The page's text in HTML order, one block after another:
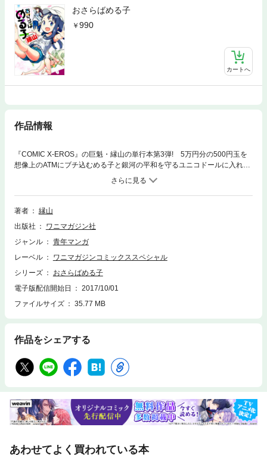
おさらばめる子
990
カートへ
作品情報
『COMIC X-EROS』の巨魁・縁山の単行本第3弾! 5万円分の500円玉を
想像上のATMにブチ込むめる子と銀河の平和を守るユニコドールに入れ込
むゆきえ、そして授かったワニの手で世界を混沌の渦に投げ込むあてな―
1ミクロンもブレない“かしましトリオ”がわちゃわちゃする巻末ゆるノリコ
ミックが遂に大団円。同日配信の電子コミック『えくすとらめる子』と合
わせて楽しみたい1冊です。
著者
縁山
出版社
ワニマガジン社
ジャンル
青年マンガ
レーベル
ワニマガジンコミックススペシャル
シリーズ
おさらばめる子
電子版配信開始日
2017/10/01
ファイルサイズ
35.77 MB
作品をシェアする
あわせてよく買われている本